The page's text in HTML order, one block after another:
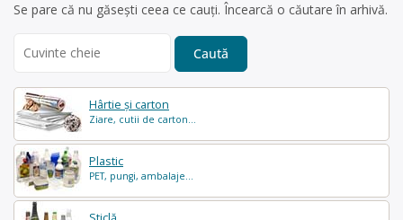
Hârtie și carton
Ziare, cutii de carton...
Plastic
PET, pungi, ambalaje...
Se pare că nu găsești ceea ce cauți. Încearcă o căutare în arhivă.
for: